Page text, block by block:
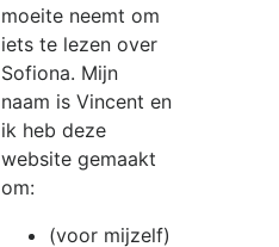
moeite neemt om
iets te lezen over
Sofiona. Mijn
naam is Vincent en
ik heb deze
website gemaakt
om:
(voor mijzelf)